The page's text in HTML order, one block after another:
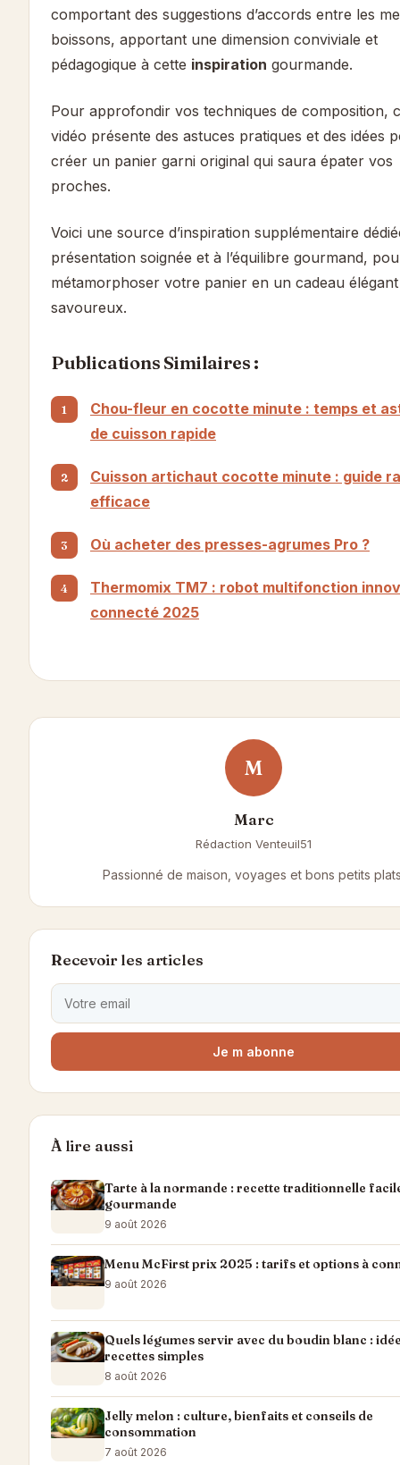
comportant des suggestions d’accords entre les
boissons, apportant une dimension conviviale et
pédagogique à cette inspiration gourmande.
Pour approfondir vos techniques de composition,
vidéo présente des astuces pratiques et des idées
créer un panier garni original qui saura épater vos
proches.
Voici une source d’inspiration supplémentaire
présentation soignée et à l’équilibre gourmand,
métamorphoser votre panier en un cadeau
savoureux.
Publications Similaires :
Chou-fleur en cocotte minute : temps et
de cuisson rapide
Cuisson artichaut cocotte minute : guide
efficace
Où acheter des presses-agrumes Pro ?
Thermomix TM7 : robot multifonction
connecté 2025
M
Marc
Rédaction Venteuil51
Passionné de maison, voyages et bons petits
Recevoir les articles
Je m abonne
À lire aussi
Tarte à la normande : recette traditionnelle
gourmande
9 août 2026
Menu McFirst prix 2025 : tarifs et options à
9 août 2026
Quels légumes servir avec du boudin blanc :
recettes simples
8 août 2026
Jelly melon : culture, bienfaits et conseils de
consommation
7 août 2026